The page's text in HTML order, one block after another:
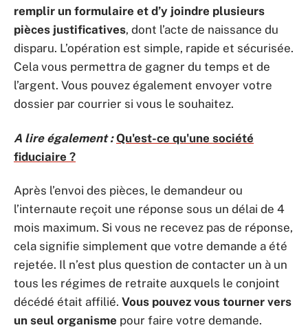
remplir un formulaire et d’y joindre plusieurs
pièces justificatives, dont l’acte de naissance du
disparu. L’opération est simple, rapide et sécurisée.
Cela vous permettra de gagner du temps et de
l’argent. Vous pouvez également envoyer votre
dossier par courrier si vous le souhaitez.
A lire également : Qu'est-ce qu'une société
fiduciaire ?
Après l’envoi des pièces, le demandeur ou
l’internaute reçoit une réponse sous un délai de 4
mois maximum. Si vous ne recevez pas de réponse,
cela signifie simplement que votre demande a été
rejetée. Il n’est plus question de contacter un à un
tous les régimes de retraite auxquels le conjoint
décédé était affilié. Vous pouvez vous tourner vers
un seul organisme pour faire votre demande.